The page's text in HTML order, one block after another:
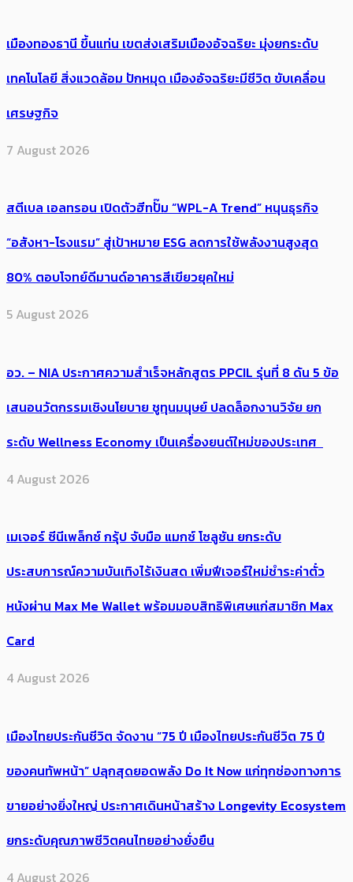
เมืองทองธานี ขึ้นแท่น เขตส่งเสริมเมืองอัจฉริยะ มุ่งยกระดับ
เทคโนโลยี สิ่งแวดล้อม ปักหมุด เมืองอัจฉริยะมีชีวิต ขับเคลื่อน
เศรษฐกิจ
7 August 2026
สตีเบล เอลทรอน เปิดตัวฮีทปั๊ม “WPL-A Trend” หนุนธุรกิจ
“อสังหา-โรงแรม” สู่เป้าหมาย ESG ลดการใช้พลังงานสูงสุด
80% ตอบโจทย์ดีมานด์อาคารสีเขียวยุคใหม่
5 August 2026
อว. – NIA ประกาศความสำเร็จหลักสูตร PPCIL รุ่นที่ 8 ดัน 5 ข้อ
เสนอนวัตกรรมเชิงนโยบาย ชูทุนมนุษย์ ปลดล็อกงานวิจัย ยก
ระดับ Wellness Economy เป็นเครื่องยนต์ใหม่ของประเทศ
4 August 2026
เมเจอร์ ซีนีเพล็กซ์ กรุ้ป จับมือ แมกซ์ โซลูชัน ยกระดับ
ประสบการณ์ความบันเทิงไร้เงินสด เพิ่มฟีเจอร์ใหม่ชำระค่าตั๋ว
หนังผ่าน Max Me Wallet พร้อมมอบสิทธิพิเศษแก่สมาชิก Max
Card
4 August 2026
เมืองไทยประกันชีวิต จัดงาน “75 ปี เมืองไทยประกันชีวิต 75 ปี
ของคนทัพหน้า” ปลุกสุดยอดพลัง Do It Now แก่ทุกช่องทางการ
ขายอย่างยิ่งใหญ่ ประกาศเดินหน้าสร้าง Longevity Ecosystem
ยกระดับคุณภาพชีวิตคนไทยอย่างยั่งยืน
4 August 2026